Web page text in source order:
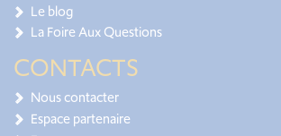
Le blog
La Foire Aux Questions
CONTACTS
Nous contacter
Espace partenaire